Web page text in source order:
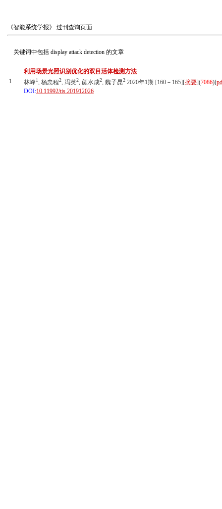
《智能系统学报》 过刊查询页面
关键词中包括 display attack detection 的文章
1
利用场景光照识别优化的双目活体检测方法
林峰1, 杨忠程2, 冯英2, 颜水成2, 魏子昆2 2020年1期 [160－165][摘要](7086)[
DOI:10.11992/tis.201912026